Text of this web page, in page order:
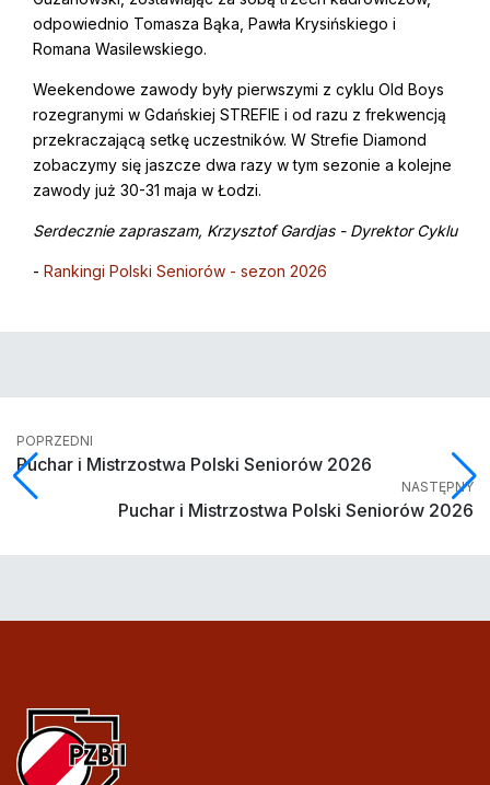
odpowiednio Tomasza Bąka, Pawła Krysińskiego i
Romana Wasilewskiego.
Weekendowe zawody były pierwszymi z cyklu Old Boys
rozegranymi w Gdańskiej STREFIE i od razu z frekwencją
przekraczającą setkę uczestników. W Strefie Diamond
zobaczymy się jaszcze dwa razy w tym sezonie a kolejne
zawody już 30-31 maja w Łodzi.
Serdecznie zapraszam, Krzysztof Gardjas - Dyrektor Cyklu
- Rankingi Polski Seniorów - sezon 2026
POPRZEDNI
Puchar i Mistrzostwa Polski Seniorów 2026
NASTĘPNY
Puchar i Mistrzostwa Polski Seniorów 2026